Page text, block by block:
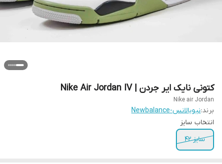
کتونی نایک ایر جردن | Nike Air Jordan IV
Nike air Jordan
برند:نیوبالانس-Newbalance
انتخاب سایز
سایز ۴۲